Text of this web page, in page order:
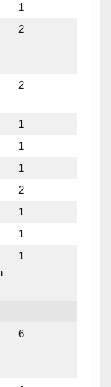
1
2
2
1
1
1
2
1
1
1
6